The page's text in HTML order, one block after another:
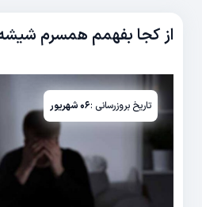
از کجا بفهمم همسرم
تاریخ بروزرسانی :۰۶ شهریور